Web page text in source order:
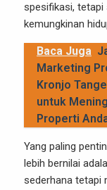
spesifikasi, tetapi
kemungkinan
Baca Juga
Marketing
Kronjo
untuk
Properti
Yang paling
lebih bernilai
sederhana tetapi